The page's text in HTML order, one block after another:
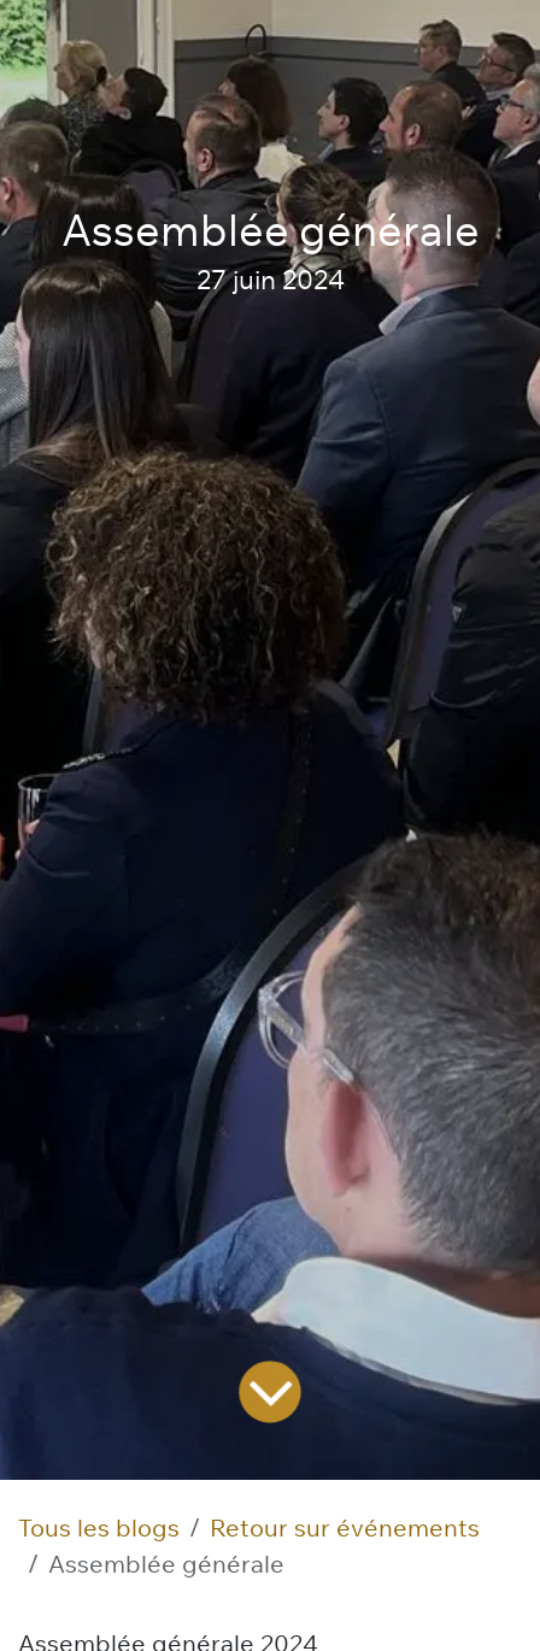
Assemblée générale
27 juin 2024
Tous les blogs
Retour sur événements
Assemblée générale
Assemblée générale 2024